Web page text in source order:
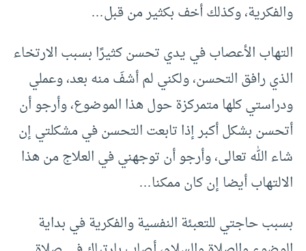
والفكرية، وكذلك أخف بكثير من قبل…
التهاب الأعصاب في يدي تحسن كثيرًا بسبب الارتخاء
الذي رافق التحسن، ولكني لم أشفَ منه بعد، وعملي
ودراستي كلها متمركزة حول هذا الموضوع، وأرجو أن
أتحسن بشكل أكبر إذا تابعت التحسن في مشكلتي إن
شاء الله تعالى، وأرجو أن توجهني في العلاج من هذا
الالتهاب أيضا إن كان ممكنا…
بسبب حاجتي للتعبئة النفسية والفكرية في بداية